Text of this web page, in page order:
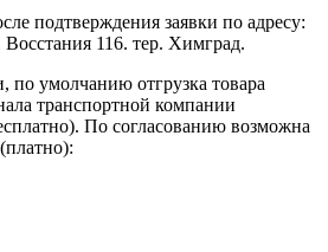
подтверждения заявки по адресу:
Восстания 116. тер. Химград.
по умолчанию отгрузка товара
транспортной компании
По согласованию возможна